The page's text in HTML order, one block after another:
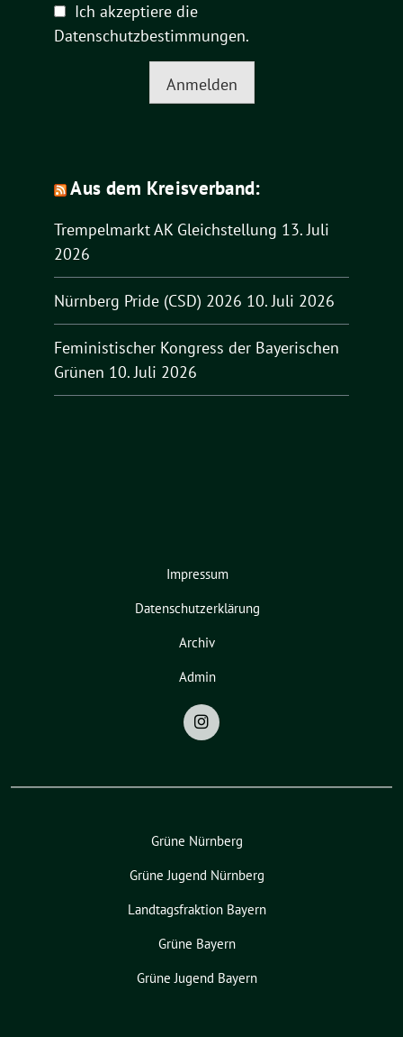
Ich akzeptiere die
Datenschutzbestimmungen.
Anmelden
Aus dem Kreisverband:
Trempelmarkt AK Gleichstellung 13. Juli
2026
Nürnberg Pride (CSD) 2026 10. Juli 2026
Feministischer Kongress der Bayerischen
Grünen 10. Juli 2026
Impressum
Datenschutzerklärung
Archiv
Admin
Grüne Nürnberg
Grüne Jugend Nürnberg
Landtagsfraktion Bayern
Grüne Bayern
Grüne Jugend Bayern